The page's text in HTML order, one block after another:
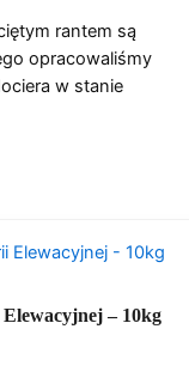
rantem są
opracowaliśmy
w stanie
– 10kg